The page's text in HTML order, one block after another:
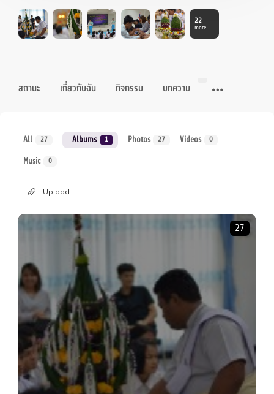
22
more
สถานะ เกี่ยวกับฉัน กิจกรรม บทความ
All 27 Albums 1 Photos 27 Videos 0
Music 0
Upload
27